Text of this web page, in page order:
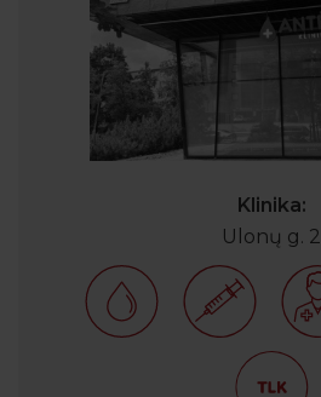
Klinika:
Ulonų g. 2